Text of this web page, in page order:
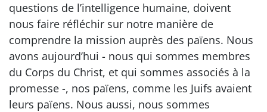
questions de l’intelligence humaine, doivent
nous faire réfléchir sur notre manière de
comprendre la mission auprès des païens. Nous
avons aujourd’hui - nous qui sommes membres
du Corps du Christ, et qui sommes associés à la
promesse -, nos païens, comme les Juifs avaient
leurs païens. Nous aussi, nous sommes